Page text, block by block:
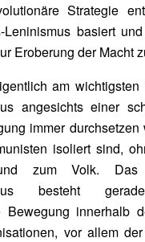
Strategie
Leninismus basiert
Eroberung der Macht
am
angesichts einer
immer durchsetzen
isoliert sind,
zum Volk. Das
besteht
Bewegung innerhalb
vor allem der